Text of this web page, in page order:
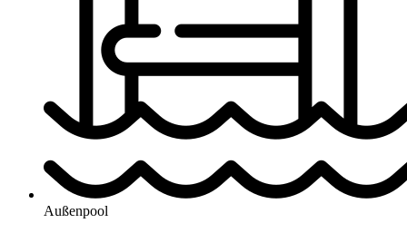
Außenpool